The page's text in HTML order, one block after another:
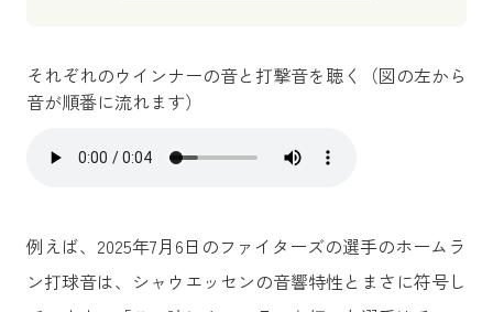
それぞれのウインナーの音と打撃音を聴く（図の左から
音が順番に流れます）
例えば、2025年7月6日のファイターズの選手のホームラ
ン打球音は、シャウエッセンの音響特性とまさに符号し